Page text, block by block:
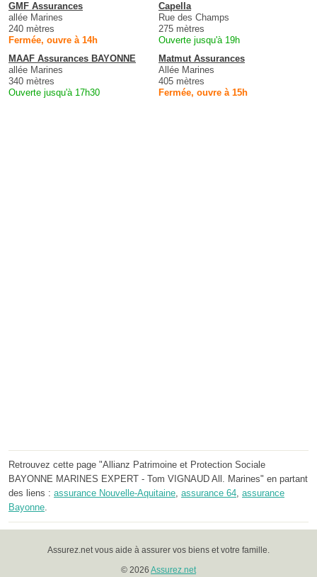
GMF Assurances
allée Marines
240 mètres
Fermée, ouvre à 14h
Capella
Rue des Champs
275 mètres
Ouverte jusqu'à 19h
MAAF Assurances BAYONNE
allée Marines
340 mètres
Ouverte jusqu'à 17h30
Matmut Assurances
Allée Marines
405 mètres
Fermée, ouvre à 15h
Retrouvez cette page "Allianz Patrimoine et Protection Sociale
BAYONNE MARINES EXPERT - Tom VIGNAUD All. Marines" en partant
des liens : assurance Nouvelle-Aquitaine, assurance 64, assurance
Bayonne.
Assurez.net vous aide à assurer vos biens et votre famille.
© 2026 Assurez.net